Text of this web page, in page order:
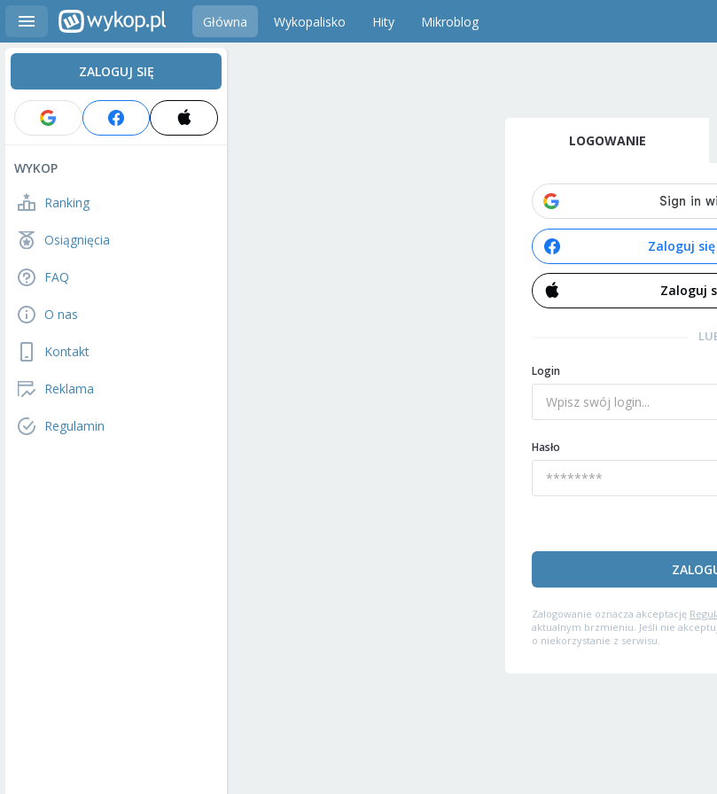
Główna Wykopalisko Hity Mikroblog
ZALOGUJ SIĘ
WYKOP
Ranking
Osiągnięcia
FAQ
O nas
Kontakt
Reklama
Regulamin
LOGOWANIE
Zaloguj
Zaloguj
Login
Hasło
Zalogowanie oznacza akceptację
aktualnym brzmieniu. Jeśli nie
o niekorzystanie z serwisu.